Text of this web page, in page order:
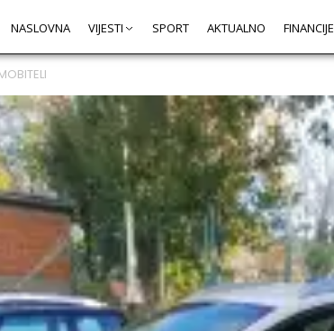
NASLOVNA VIJESTI SPORT AKTUALNO FINANCIJE